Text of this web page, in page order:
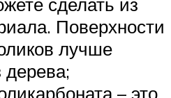
Поверхности
лучше
дерева;
– это